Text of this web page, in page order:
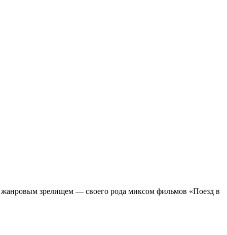
зрелищeм — своего рода миксом фильмов «Поезд в